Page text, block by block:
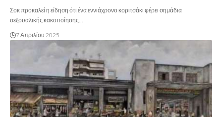
Σοκ προκαλεί η είδηση ότι ένα εννιάχρονο κοριτσάκι φέρει σημάδια
σεξουαλικής κακοποίησης…
7 Απριλίου 2025